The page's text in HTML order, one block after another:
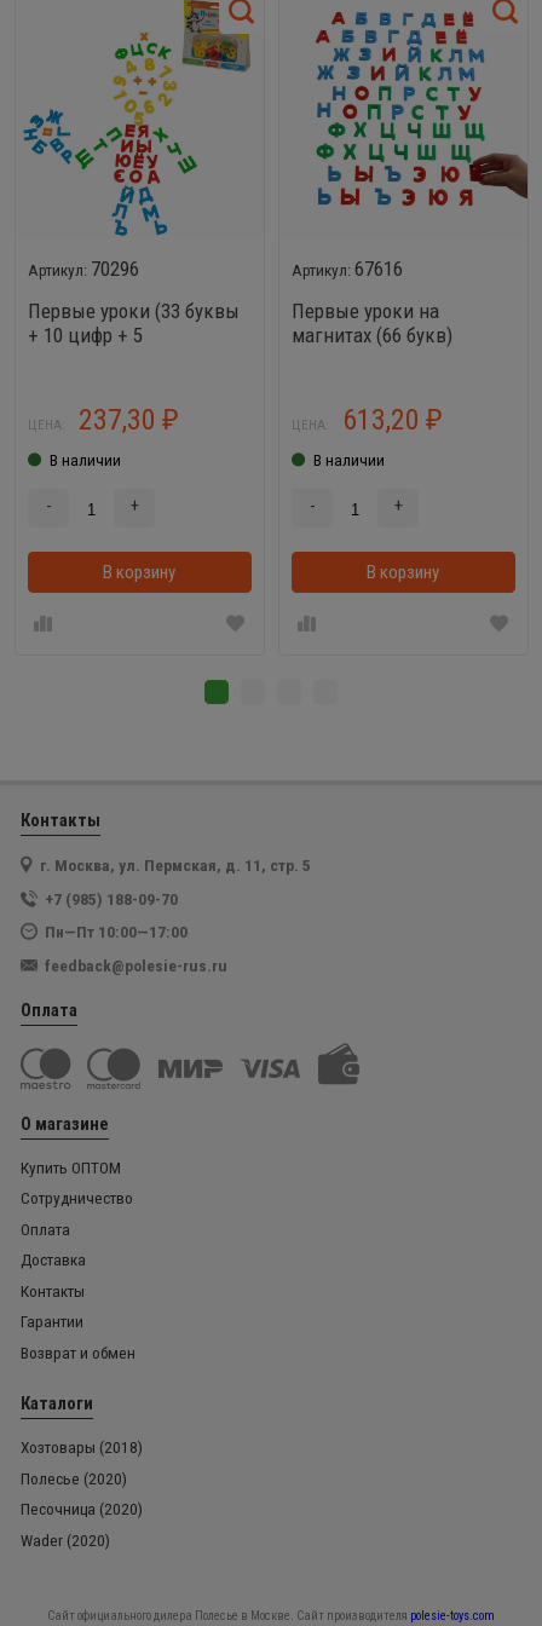
70296
Первые уроки (33 буквы
+ 10 цифр + 5
ЦЕНА: 237,30 ₽
В наличии
- +
В корзину В корзинке
67616
Первые уроки на
магнитах (66 букв)
ЦЕНА: 613,20 ₽
В наличии
- +
В корзину
Контакты
г. Москва, ул. Пермская, д. 11, стр. 5
+7 (985) 188-09-70
Пн—Пт 10:00—17:00
feedback@polesie-rus.ru
Оплата
О магазине
Купить ОПТОМ
Сотрудничество
Оплата
Доставка
Контакты
Гарантии
Возврат и обмен
Каталоги
Хозтовары (2018)
Полесье (2020)
Песочница (2020)
Wader (2020)
Сайт официального дилера Полесье в Москве. Сайт производителя polesie-toys.com